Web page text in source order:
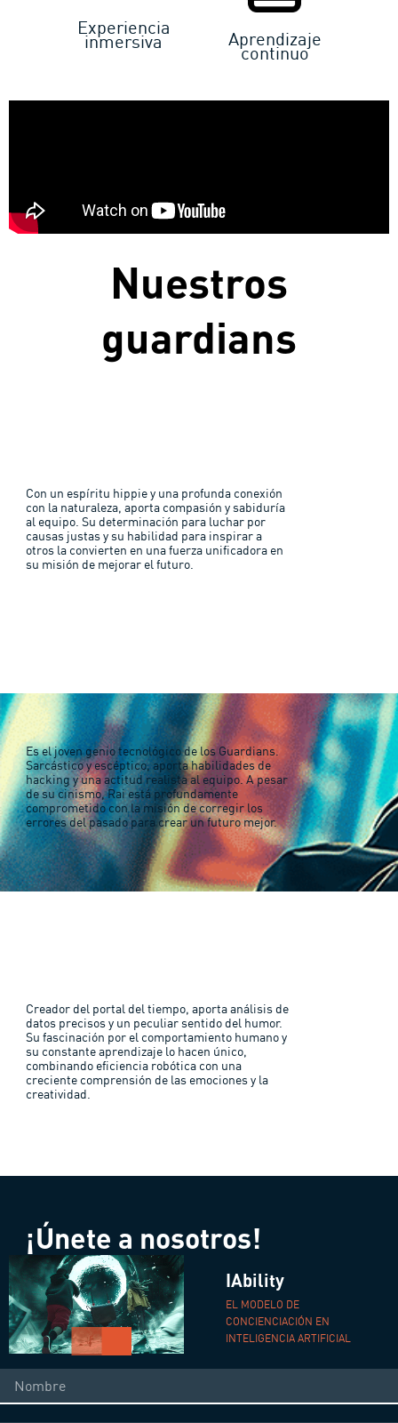
Experiencia
inmersiva​ Aprendizaje
continuo
Nuestros
guardians
Con un espíritu hippie y una profunda conexión
con la naturaleza, aporta compasión y sabiduría
al equipo. Su determinación para luchar por
causas justas y su habilidad para inspirar a
otros la convierten en una fuerza unificadora en
su misión de mejorar el futuro.
Es el joven genio tecnológico de los Guardians.
Sarcástico y escéptico, aporta habilidades de
hacking y una actitud realista al equipo. A pesar
de su cinismo, Rai está profundamente
comprometido con la misión de corregir los
errores del pasado para crear un futuro mejor.
Creador del portal del tiempo, aporta análisis de
datos precisos y un peculiar sentido del humor.
Su fascinación por el comportamiento humano y
su constante aprendizaje lo hacen único,
combinando eficiencia robótica con una
creciente comprensión de las emociones y la
creatividad.
¡Únete a nosotros!
IAbility
EL MODELO DE
CONCIENCIACIÓN EN
INTELIGENCIA ARTIFICIAL